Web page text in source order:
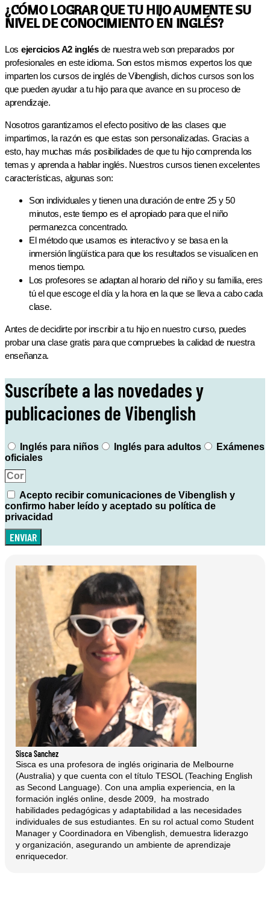
¿CÓMO LOGRAR QUE TU HIJO AUMENTE SU
NIVEL DE CONOCIMIENTO EN INGLÉS?
Los ejercicios A2 inglés de nuestra web son preparados por
profesionales en este idioma. Son estos mismos expertos los que
imparten los cursos de inglés de Vibenglish, dichos cursos son los
que pueden ayudar a tu hijo para que avance en su proceso de
aprendizaje.
Nosotros garantizamos el efecto positivo de las clases que
impartimos, la razón es que estas son personalizadas. Gracias a
esto, hay muchas más posibilidades de que tu hijo comprenda los
temas y aprenda a hablar inglés. Nuestros cursos tienen excelentes
características, algunas son:
Son individuales y tienen una duración de entre 25 y 50
minutos, este tiempo es el apropiado para que el niño
permanezca concentrado.
El método que usamos es interactivo y se basa en la
inmersión lingüística para que los resultados se visualicen en
menos tiempo.
Los profesores se adaptan al horario del niño y su familia, eres
tú el que escoge el día y la hora en la que se lleva a cabo cada
clase.
Antes de decidirte por inscribir a tu hijo en nuestro curso, puedes
probar una clase gratis para que compruebes la calidad de nuestra
enseñanza.
Suscríbete a las novedades y
publicaciones de Vibenglish
Inglés para niños Inglés para adultos
Exámenes
oficiales
Acepto recibir comunicaciones de Vibenglish y
confirmo haber leído y aceptado su política de
privacidad
ENVIAR
Sisca Sanchez
Sisca es una profesora de inglés originaria de Melbourne
(Australia) y que cuenta con el título TESOL (Teaching English
as Second Language). Con una amplia experiencia, en la
formación inglés online, desde 2009, ha mostrado
habilidades pedagógicas y adaptabilidad a las necesidades
individuales de sus estudiantes. En su rol actual como Student
Manager y Coordinadora en Vibenglish, demuestra liderazgo
y organización, asegurando un ambiente de aprendizaje
enriquecedor.